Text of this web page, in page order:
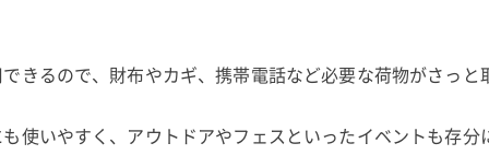
きるので、財布やカギ、携帯電話など必要な荷物がさっと
使いやすく、アウトドアやフェスといったイベントも存分